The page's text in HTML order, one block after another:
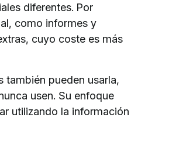
diferentes. Por
como informes y
cuyo coste es más
también pueden usarla,
usen. Su enfoque
utilizando la información